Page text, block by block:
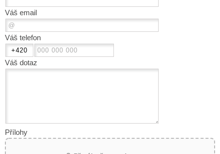
Váš email
Váš telefon
Váš dotaz
Přílohy